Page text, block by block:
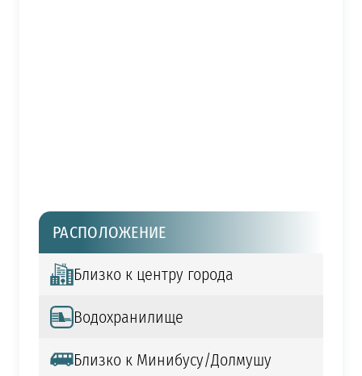
РАСПОЛОЖЕНИЕ
Близко к центру города
Водохранилище
Близко к Минибусу/Долмушу